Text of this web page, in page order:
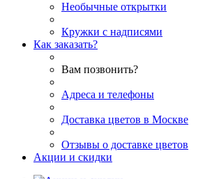
Необычные открытки
Кружки с надписями
Как заказать?
Вам позвонить?
Адреса и телефоны
Доставка цветов в Москве
Отзывы о доставке цветов
Акции и скидки